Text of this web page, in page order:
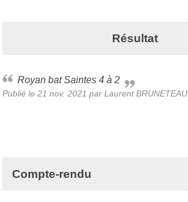
Résultat
Royan bat Saintes 4 à 2
Publié le 21 nov. 2021 par Laurent BRUNETEAU
Compte-rendu